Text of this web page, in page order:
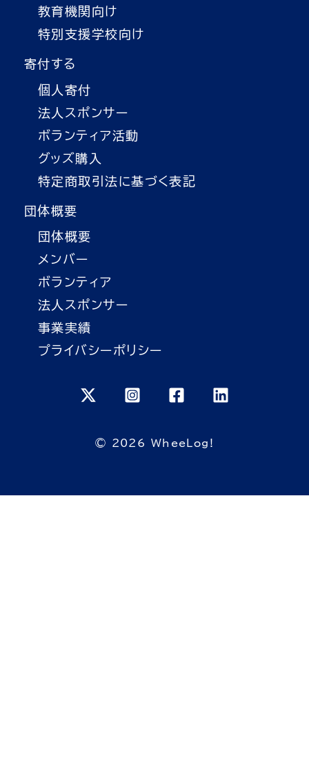
教育機関向け
特別支援学校向け
寄付する
個人寄付
法人スポンサー
ボランティア活動
グッズ購入
特定商取引法に基づく表記
団体概要
団体概要
メンバー
ボランティア
法人スポンサー
事業実績
プライバシーポリシー
© 2026 WheeLog!